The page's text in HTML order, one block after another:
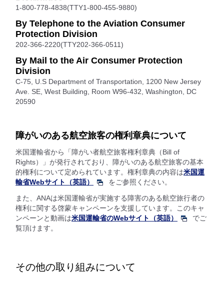
1-800-778-4838(TTY1-800-455-9880)
By Telephone to the Aviation Consumer
Protection Division
202-366-2220(TTY202-366-0511)
By Mail to the Air Consumer Protection
Division
C-75, U.S Department of Transportation, 1200 New Jersey
Ave. SE, West Building, Room W96-432, Washington, DC
20590
障がいのある航空旅客の権利章典について
米国運輸省から「障がい者航空旅客権利章典（Bill of
Rights）」が発行されており、障がいのある航空旅客の基本
的権利について定められています。権利章典の内容は米国運
輸省Webサイト（英語）
をご参照ください。
また、ANAは米国運輸省が実施する障害のある航空旅行者の
権利に関する啓蒙キャンペーンを支援しています。このキャ
ンペーンと動画は米国運輸省のWebサイト（英語）
でご
覧頂けます。
その他の取り組みについて